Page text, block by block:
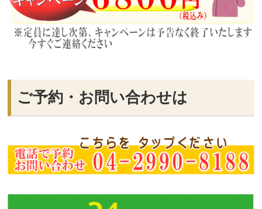
ご予約・お問い合わせは